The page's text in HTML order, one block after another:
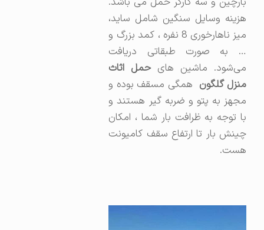
هزینه وسایل سنگین شامل ساید،
میز ناهارخوری 8 نفره ، کمد بزرگ و
… به صورت طبقاتی دریافت
می‌شود. ماشین هایحمل اثاث
منزل گلگونهمگی مسقف بوده و
مجهز به پتو و ضربه گیر هستند و
با توجه به ظرافت بار شما ، امکان
چینش بار تا ارتفاع سقف کامیونت
هست.